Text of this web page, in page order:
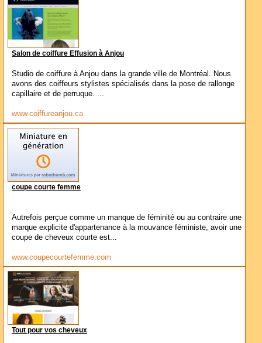
Salon de coiffure Effusion à Anjou
Studio de coiffure à Anjou dans la grande ville de Montréal. Nous
avons des coiffeurs stylistes spécialisés dans la pose de rallonge
capillaire et de perruque. ...
www.coiffureanjou.ca
coupe courte femme
Autrefois perçue comme un manque de féminité ou au contraire une
marque explicite d'appartenance à la mouvance féministe, avoir une
coupe de cheveux courte est...
www.coupecourtefemme.com
Tout pour vos cheveux